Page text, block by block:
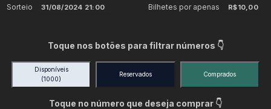
Sorteio 31/08/2024 21:00 Bilhetes por apenas R$10,00
Toque nos botões para filtrar números 👇
Disponíveis
(1000)
Reservados Comprados
Toque no número que deseja comprar 👇